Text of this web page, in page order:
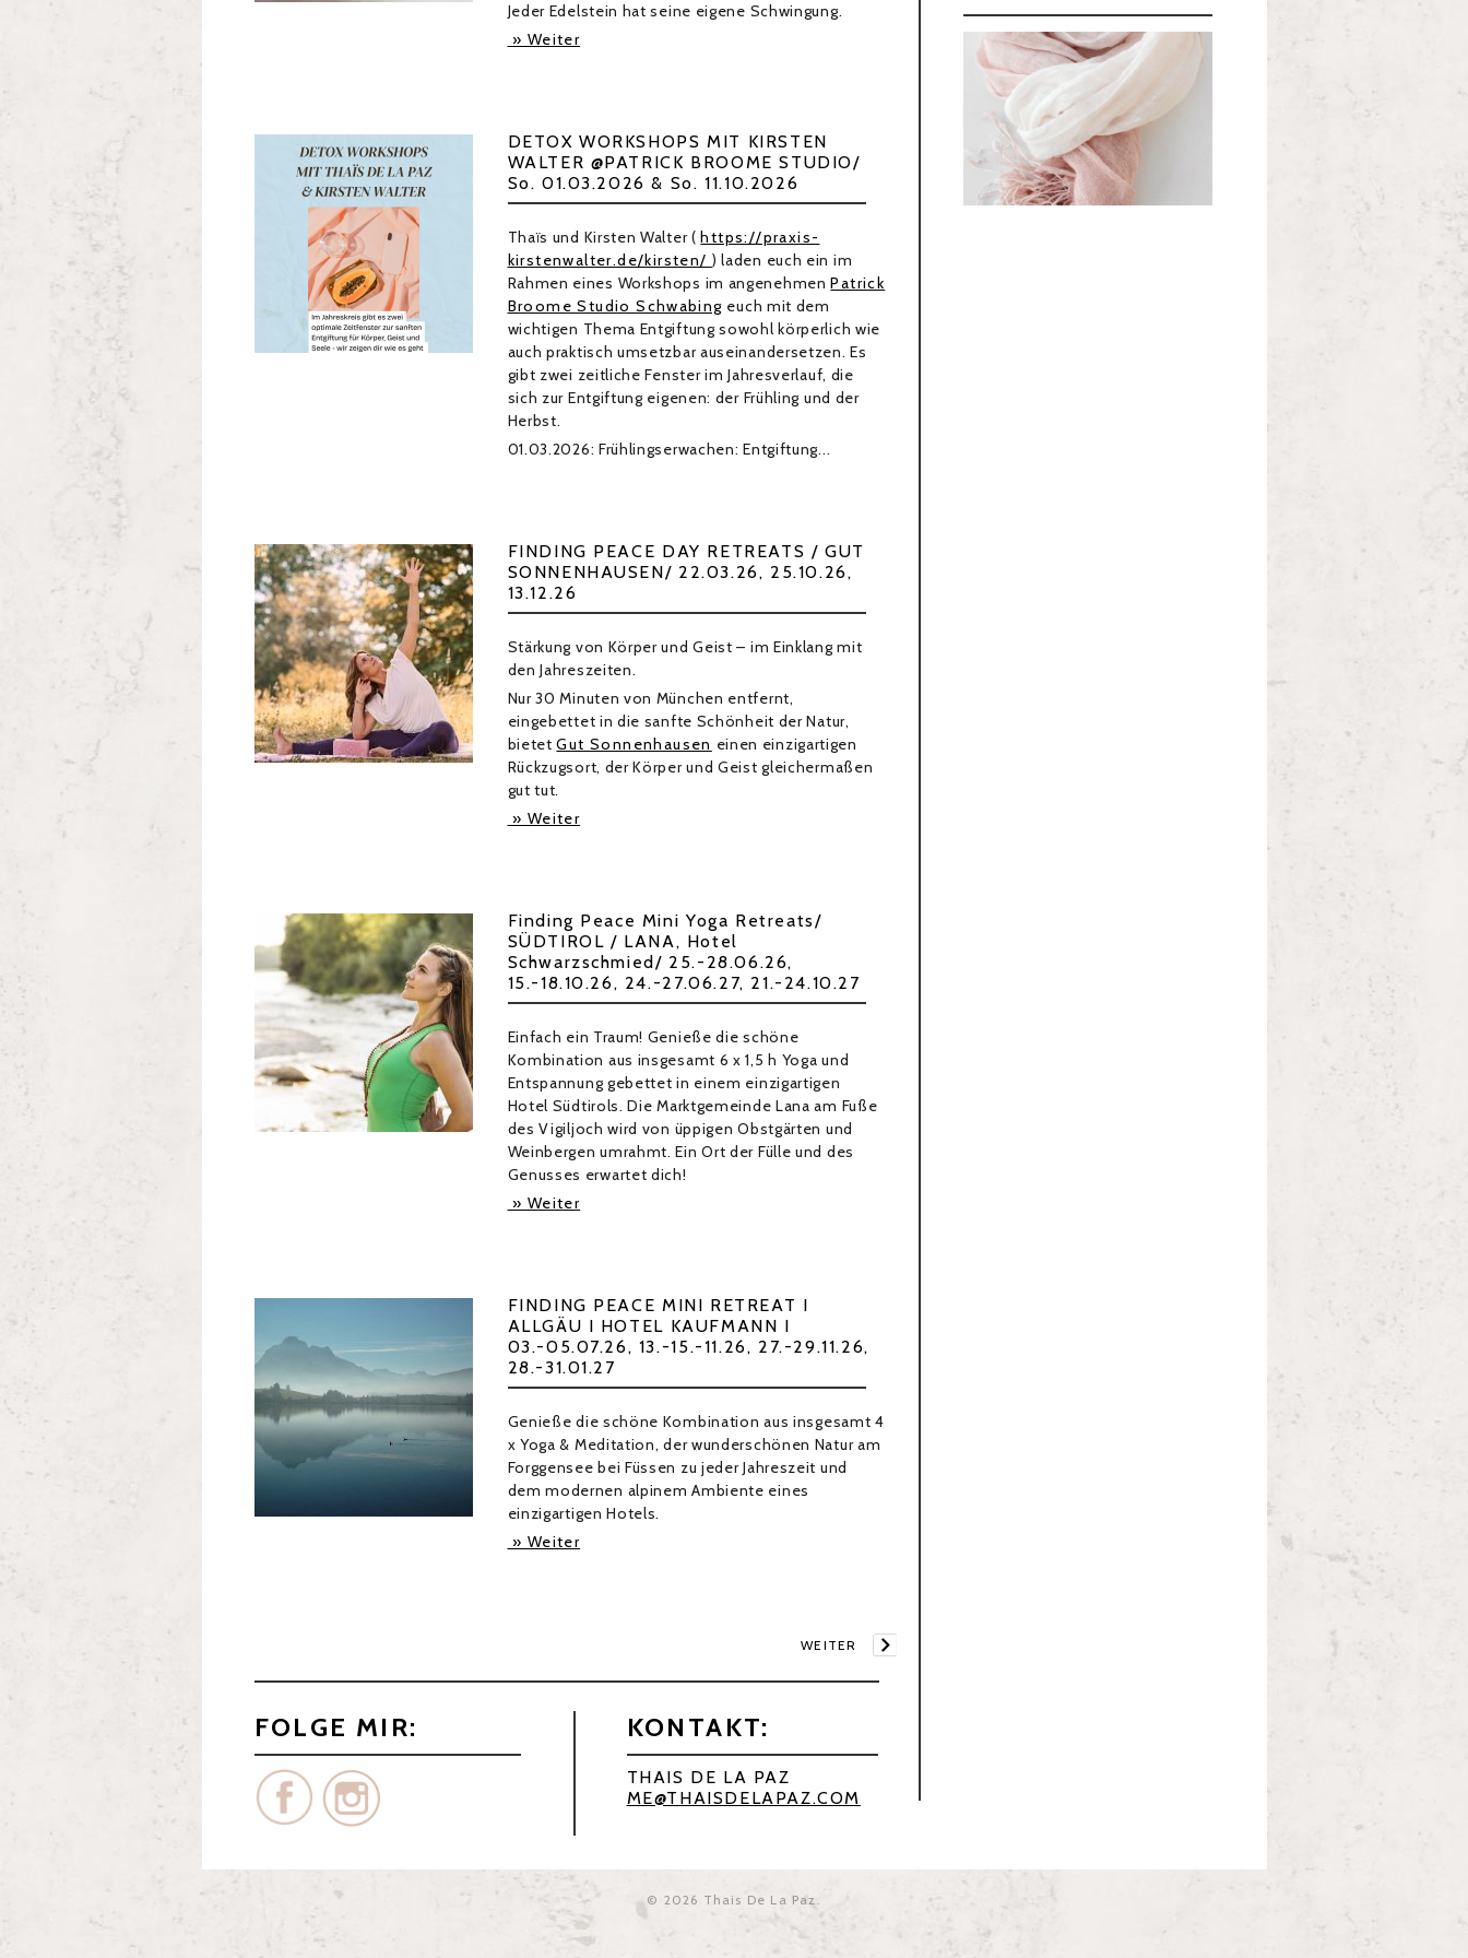
Jeder Edelstein hat seine eigene Schwingung.
» Weiter
DETOX WORKSHOPS MIT KIRSTEN
WALTER @PATRICK BROOME STUDIO/
So. 01.03.2026 & So. 11.10.2026
Thaïs und Kirsten Walter (https://praxis-
kirstenwalter.de/kirsten/ ) laden euch ein im
Rahmen eines Workshops im angenehmenPatrick
Broome Studio Schwabing euch mit dem
wichtigen Thema Entgiftung sowohl körperlich wie
auch praktisch umsetzbar auseinandersetzen. Es
gibt zwei zeitliche Fenster im Jahresverlauf, die
sich zur Entgiftung eigenen: der Frühling und der
Herbst.
01.03.2026: Frühlingserwachen: Entgiftung...
FINDING PEACE DAY RETREATS / GUT
SONNENHAUSEN/ 22.03.26, 25.10.26,
13.12.26
Stärkung von Körper und Geist – im Einklang mit
den Jahreszeiten.
Nur 30 Minuten von München entfernt,
eingebettet in die sanfte Schönheit der Natur,
bietetGut Sonnenhausen einen einzigartigen
Rückzugsort, der Körper und Geist gleichermaßen
gut tut.
» Weiter
Finding Peace Mini Yoga Retreats/
SÜDTIROL / LANA, Hotel
Schwarzschmied/ 25.-28.06.26,
15.-18.10.26, 24.-27.06.27, 21.-24.10.27
Einfach ein Traum! Genieße die schöne
Kombination aus insgesamt 6 x 1,5 h Yoga und
Entspannung gebettet in einem einzigartigen
Hotel Südtirols. Die Marktgemeinde Lana am Fuße
des Vigiljoch wird von üppigen Obstgärten und
Weinbergen umrahmt. Ein Ort der Fülle und des
Genusses erwartet dich!
» Weiter
FINDING PEACE MINI RETREAT I
ALLGÄU I HOTEL KAUFMANN I
03.-05.07.26, 13.-15.-11.26, 27.-29.11.26,
28.-31.01.27
Genieße die schöne Kombination aus insgesamt 4
x Yoga & Meditation, der wunderschönen Natur am
Forggensee bei Füssen zu jeder Jahreszeit und
dem modernen alpinem Ambiente eines
einzigartigen Hotels.
» Weiter
WEITER
FOLGE MIR: KONTAKT:
THAIS DE LA PAZ
ME@THAISDELAPAZ.COM
© 2026 Thais De La Paz .